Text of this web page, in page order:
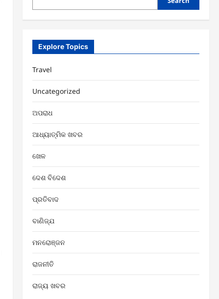
Explore Topics
Travel
Uncategorized
ଅପରାଧ
ଆଧ୍ୟାତ୍ମିକ ଖବର
ଖେଳ
ଦେଶ ବିଦେଶ
ପ୍ରତିବାଦ
ବାଣିଜ୍ଯ
ମନରୋଞ୍ଜନ
ରାଜନୀତି
ରାଜ୍ୟ ଖବର